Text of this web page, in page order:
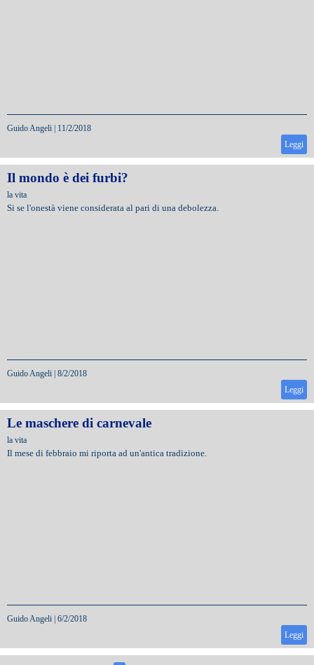
Guido Angeli
11/2/2018
Leggi
Il mondo è dei furbi?
la vita
Si se l'onestà viene considerata al pari di una debolezza.
Guido Angeli 8/2/2018
Leggi
Le maschere di carnevale
la vita
Il mese di febbraio mi riporta ad un'antica tradizione.
Guido Angeli 6/2/2018
Leggi